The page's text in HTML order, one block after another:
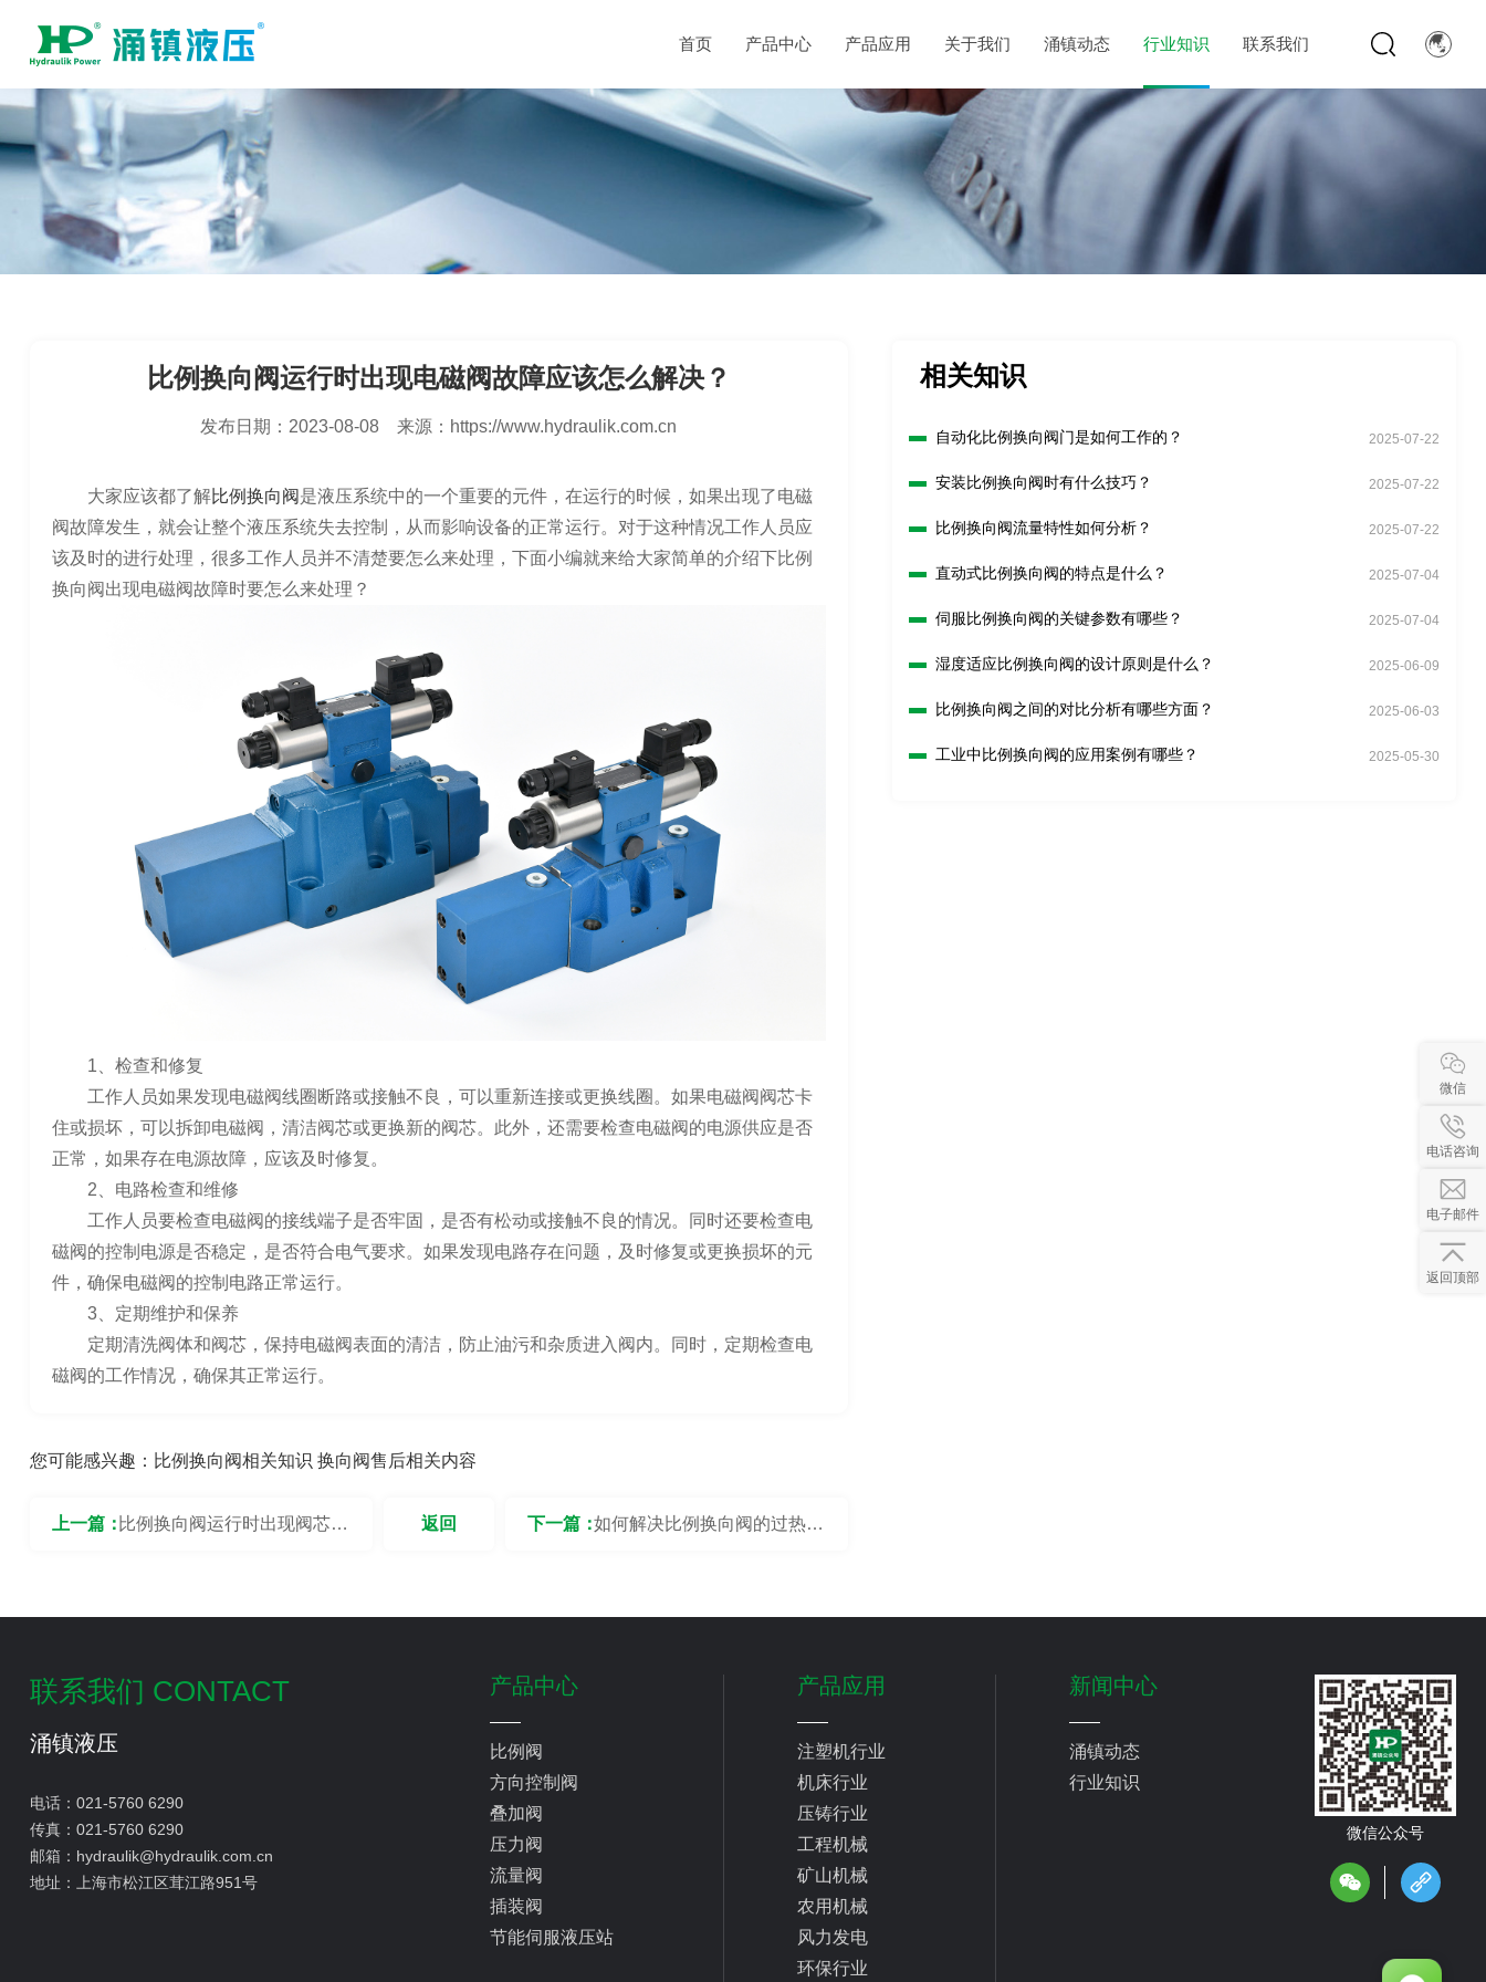
首页 产品中心 产品应用 关于我们 涌镇动态 行业知识 联系我们
比例换向阀运行时出现电磁阀故障应该怎么解决？
发布日期： 2023-08-08 来源： https://www.hydraulik.com.cn
大家应该都了解比例换向阀是液压系统中的一个重要的元件，在运行的时候，如果出现了电磁
阀故障发生，就会让整个液压系统失去控制，从而影响设备的正常运行。对于这种情况工作人员应
该及时的进行处理，很多工作人员并不清楚要怎么来处理，下面小编就来给大家简单的介绍下比例
换向阀出现电磁阀故障时要怎么来处理？
1、检查和修复
工作人员如果发现电磁阀线圈断路或接触不良，可以重新连接或更换线圈。如果电磁阀阀芯卡
住或损坏，可以拆卸电磁阀，清洁阀芯或更换新的阀芯。此外，还需要检查电磁阀的电源供应是否
正常，如果存在电源故障，应该及时修复。
2、电路检查和维修
工作人员要检查电磁阀的接线端子是否牢固，是否有松动或接触不良的情况。同时还要检查电
磁阀的控制电源是否稳定，是否符合电气要求。如果发现电路存在问题，及时修复或更换损坏的元
件，确保电磁阀的控制电路正常运行。
3、定期维护和保养
定期清洗阀体和阀芯，保持电磁阀表面的清洁，防止油污和杂质进入阀内。同时，定期检查电
磁阀的工作情况，确保其正常运行。
您可能感兴趣： 比例换向阀相关知识 换向阀售后相关内容
上一篇：比例换向阀运行时出现阀芯偏 下一篇：如何解决比例换向阀的过热问
返回
相关知识
自动化比例换向阀门是如何工作的？ 2025-07-22
安装比例换向阀时有什么技巧？ 2025-07-22
比例换向阀流量特性如何分析？ 2025-07-22
直动式比例换向阀的特点是什么？ 2025-07-04
伺服比例换向阀的关键参数有哪些？ 2025-07-04
湿度适应比例换向阀的设计原则是什么？ 2025-06-09
比例换向阀之间的对比分析有哪些方面？ 2025-06-03
工业中比例换向阀的应用案例有哪些？ 2025-05-30
联系我们 CONTACT
涌镇液压
电话： 021-5760 6290
传真： 021-5760 6290
邮箱： hydraulik@hydraulik.com.cn
地址： 上海市松江区茸江路951号
微信公众号
产品中心
比例阀
方向控制阀
叠加阀
压力阀
流量阀
插装阀
节能伺服液压站
产品应用
注塑机行业
机床行业
压铸行业
工程机械
矿山机械
农用机械
风力发电
环保行业
新闻中心
涌镇动态
行业知识
微信
电话咨询
电子邮件
返回顶部